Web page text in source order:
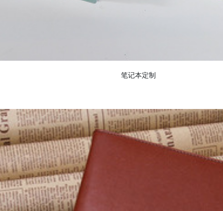
笔记本定制